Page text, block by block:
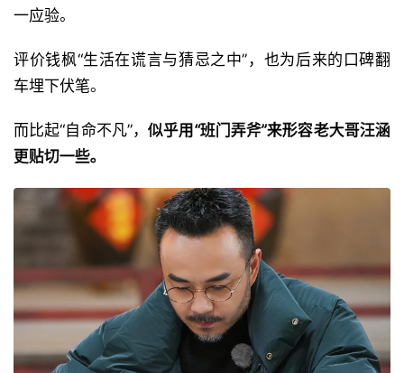
一应验。
评价钱枫“生活在谎言与猜忌之中”，也为后来的口碑翻
车埋下伏笔。
而比起“自命不凡”，似乎用“班门弄斧”来形容老大哥汪涵
更贴切一些。